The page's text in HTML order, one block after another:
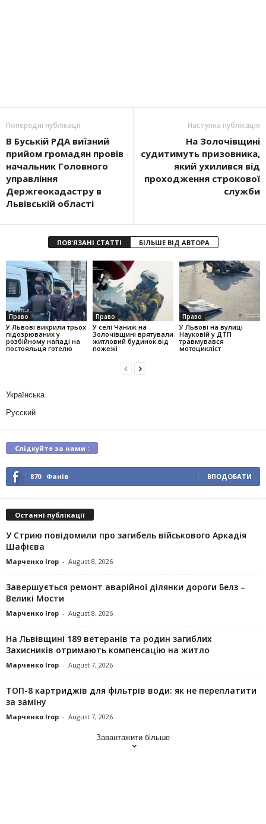
Попередні публікації
В Буській РДА виїзний
прийом громадян провів
начальник Головного
управління
Держгеокадастру в
Львівській області
Наступна публікація
На Золочівщині
судитимуть призовника,
який ухилився від
проходження строкової
служби
ПОВ'ЯЗАНІ СТАТТІ БІЛЬШЕ ВІД АВТОРА
Право
У Львові викрили трьох
підозрюваних у
розбійному нападі на
постояльця готелю
Право
У селі Чаниж на
Золочівщині врятували
житловий будинок від
пожежі
Право
У Львові на вулиці
Науковій у ДТП
травмувався
мотоцикліст
Українська
Русский
Слідкуйте за нами :
870 Фанів ВПОДОБАТИ
Останні публікації
У Стрию повідомили про загибель військового Аркадія
Шафієва
Марченко Ігор - August 8, 2026
Завершується ремонт аварійної ділянки дороги Белз –
Великі Мости
Марченко Ігор - August 8, 2026
На Львівщині 189 ветеранів та родин загиблих
Захисників отримають компенсацію на житло
Марченко Ігор - August 7, 2026
ТОП-8 картриджів для фільтрів води: як не переплатити
за заміну
Марченко Ігор - August 7, 2026
Завантажити більше